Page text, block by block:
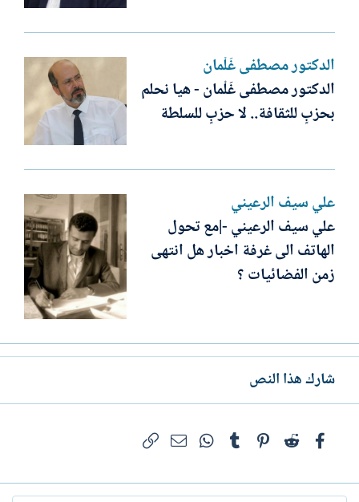
الدكتور مصطفى غَلْمان
الدكتور مصطفى غَلْمان - هيا نحلم
بحزبٍ للثقافة.. لا حزبٍ للسلطة
علي سيف الرعيني
علي سيف الرعيني -|مع تحول
الهاتف الى غرفة اخبار هل انتهى
زمن الفضائيات ؟
شارك هذا النص
فيسبوكReddit
Pinterest
Tumblr
WhatsAppالبريد الإلكتروني